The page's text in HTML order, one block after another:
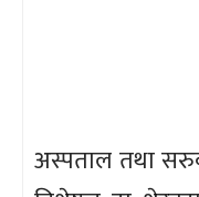
अस्पताल तथा